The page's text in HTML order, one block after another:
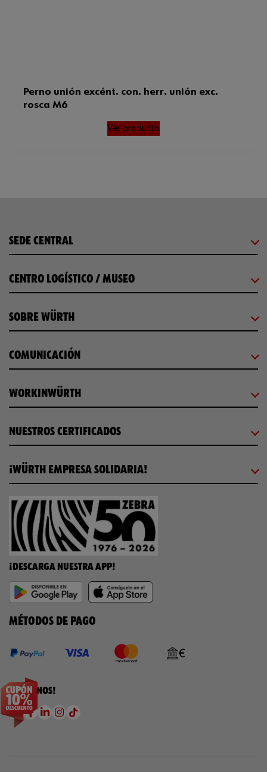
Perno unión excént. con. herr. unión exc.
rosca M6
Ver producto
SEDE CENTRAL
CENTRO LOGÍSTICO / MUSEO
SOBRE WÜRTH
COMUNICACIÓN
WORKINWÜRTH
NUESTROS CERTIFICADOS
¡WÜRTH EMPRESA SOLIDARIA!
¡DESCARGA NUESTRA APP!
MÉTODOS DE PAGO
¡SÍGUENOS!